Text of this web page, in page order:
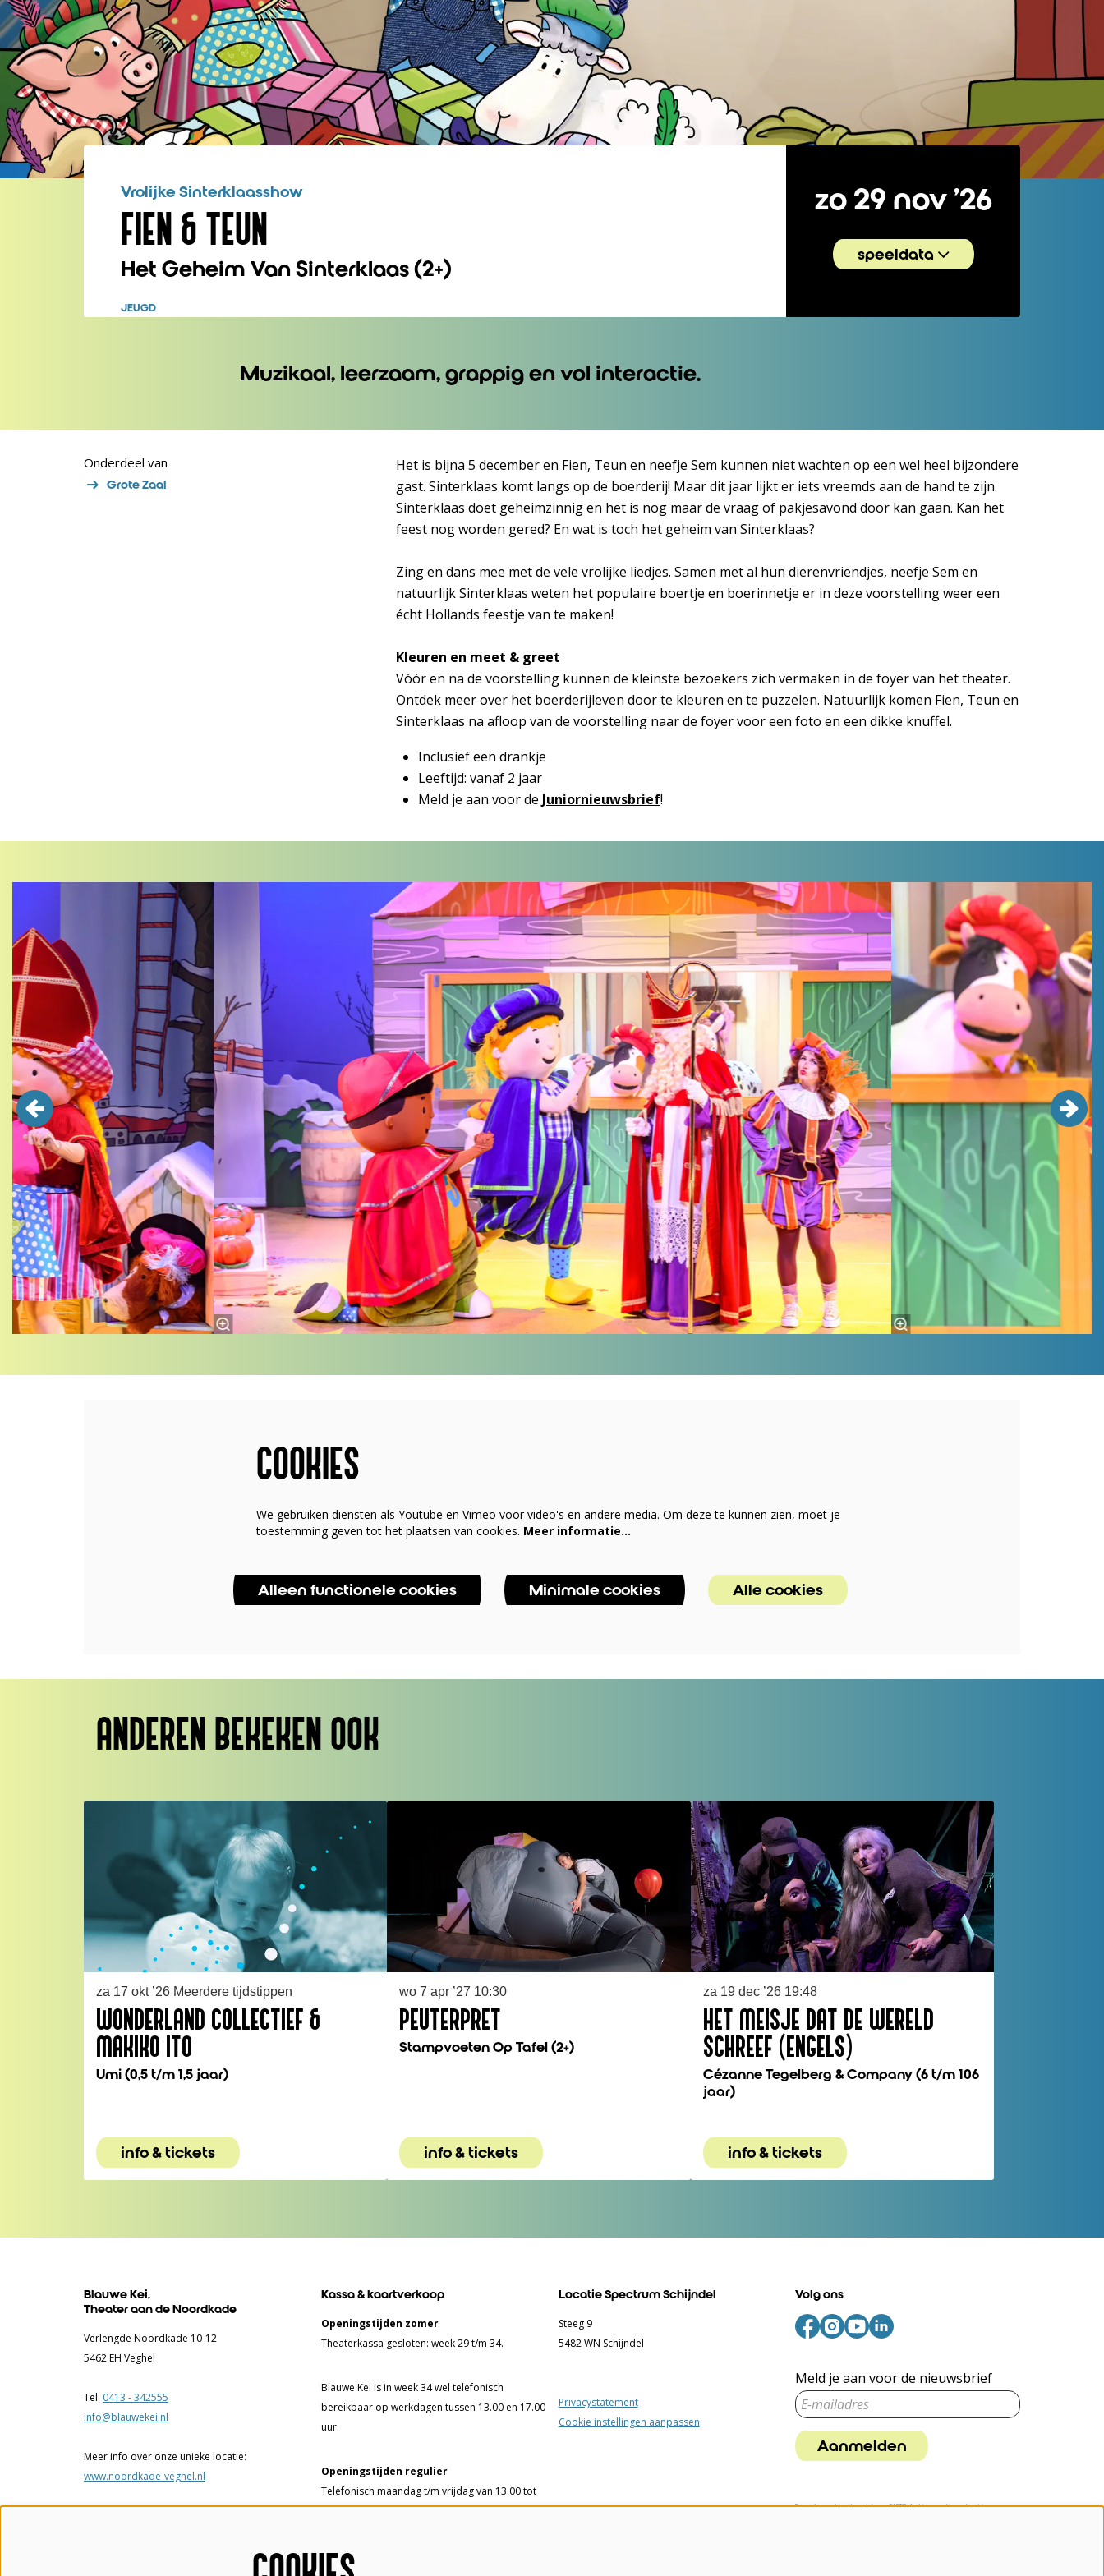
FIEN & TEUN
Het Geheim Van Sinterklaas (2+)
Vrolijke Sinterklaasshow
JEUGD
zo 29 nov ’26
speeldata
Muzikaal, leerzaam, grappig en vol interactie.
Het is bijna 5 december en Fien, Teun en neefje Sem kunnen niet wachten op een wel heel bijzondere
gast. Sinterklaas komt langs op de boerderij! Maar dit jaar lijkt er iets vreemds aan de hand te zijn.
Sinterklaas doet geheimzinnig en het is nog maar de vraag of pakjesavond door kan gaan. Kan het
feest nog worden gered? En wat is toch het geheim van Sinterklaas?
Zing en dans mee met de vele vrolijke liedjes. Samen met al hun dierenvriendjes, neefje Sem en
natuurlijk Sinterklaas weten het populaire boertje en boerinnetje er in deze voorstelling weer een
écht Hollands feestje van te maken!
Kleuren en meet & greet
Vóór en na de voorstelling kunnen de kleinste bezoekers zich vermaken in de foyer van het theater.
Ontdek meer over het boerderijleven door te kleuren en te puzzelen. Natuurlijk komen Fien, Teun en
Sinterklaas na afloop van de voorstelling naar de foyer voor een foto en een dikke knuffel.
Inclusief een drankje
Leeftijd: vanaf 2 jaar
Meld je aan voor de Juniornieuwsbrief!
Onderdeel van
Grote Zaal
Inzoomen
COOKIES
We gebruiken diensten als Youtube en Vimeo voor video's en andere media. Om deze te kunnen zien, moet je
toestemming geven tot het plaatsen van cookies. Meer informatie…
Alleen functionele cookies Minimale cookies Alle cookies
ANDEREN BEKEKEN OOK
WONDERLAND COLLECTIEF &
MAKIKO ITO
Umi (0,5 t/m 1,5 jaar)
za 17 okt ’26 Meerdere tijdstippen
info & tickets
PEUTERPRET
Stampvoeten Op Tafel (2+)
wo 7 apr ’27 10:30
info & tickets
HET MEISJE DAT DE WERELD
SCHREEF (ENGELS)
Cézanne Tegelberg & Company (6 t/m 106
jaar)
za 19 dec ’26 19:48
info & tickets
Blauwe Kei,
Theater aan de Noordkade
Verlengde Noordkade 10-12
5462 EH Veghel
Tel: 0413 - 342555
info@blauwekei.nl
Meer info over onze unieke locatie:
www.noordkade-veghel.nl
Kassa & kaartverkoop
Openingstijden zomer
Theaterkassa gesloten: week 29 t/m 34.
Blauwe Kei is in week 34 wel telefonisch
bereikbaar op werkdagen tussen 13.00 en 17.00
uur.
Openingstijden regulier
Telefonisch maandag t/m vrijdag van 13.00 tot
17.00 uur.
Theaterkassa woensdag t/m vrijdag van 13.00
tot 17.00 uur en 75 minuten voorafgaand aan
Locatie Spectrum Schijndel
Steeg 9
5482 WN Schijndel
Privacystatement
Cookie instellingen aanpassen
Volg ons
Meld je aan voor de nieuwsbrief
Aanmelden
Deze site wordt beschermd door reCAPTCHA, dataverwerking gebeurt in